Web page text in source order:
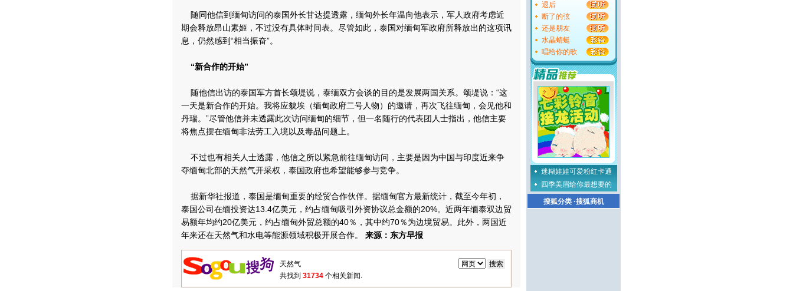
随同他信到缅甸访问的泰国外长甘达提透露，缅甸外长年温向他表示，军人政府考虑近
期会释放昂山素姬，不过没有具体时间表。尽管如此，泰国对缅甸军政府所释放出的这项讯
息，仍然感到“相当振奋”。
“新合作的开始”
随他信出访的泰国军方首长颂堤说，泰缅双方会谈的目的是发展两国关系。颂堤说：“这
一天是新合作的开始。我将应貌埃（缅甸政府二号人物）的邀请，再次飞往缅甸，会见他和
丹瑞。”尽管他信并未透露此次访问缅甸的细节，但一名随行的代表团人士指出，他信主要
将焦点摆在缅甸非法劳工入境以及毒品问题上。
不过也有相关人士透露，他信之所以紧急前往缅甸访问，主要是因为中国与印度近来争
夺缅甸北部的天然气开采权，泰国政府也希望能够参与竞争。
据新华社报道，泰国是缅甸重要的经贸合作伙伴。据缅甸官方最新统计，截至今年初，
泰国公司在缅投资达13.4亿美元，约占缅甸吸引外资协议总金额的20%。近两年缅泰双边贸
易额年均约20亿美元，约占缅甸外贸总额的40％，其中约70％为边境贸易。此外，两国近
年来还在天然气和水电等能源领域积极开展合作。
来源：东方早报
共找到 31734 个相关新闻.
退后
断了的弦
还是朋友
水晶蜻蜓
唱给你的歌
迷糊娃娃可爱粉红卡通
四季美眉给你最想要的
搜狐分类·搜狐商机